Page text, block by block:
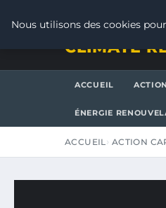
CLIMATE
ACCUEIL
ÉNERGIE
ACCUEIL ACTION
Nous utilisons des cookies